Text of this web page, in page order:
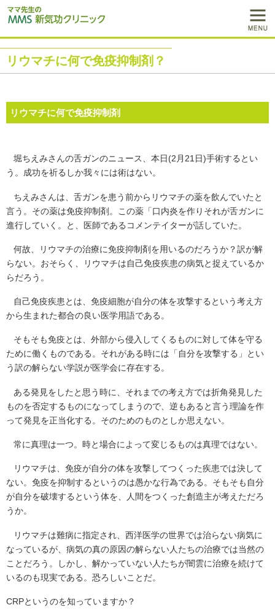
リウマチに何で免疫抑制剤？
リウマチに何で免疫抑制剤
堀ちえみさんの舌ガンのニュース、本日(2月21日)手術するとい
う。成功を祈るしか我々には術はない。
ちえみさんは、舌ガンを患う前からリウマチの薬を飲んでいたと
言う。その薬は免疫抑制剤。この薬「口内炎を作りそれが舌ガンに
進行していく。と、医師であるコメンテイターが話していた。
何故、リウマチの治療に免疫抑制剤を用いるのだろうか？訳が解
らない。おそらく、リウマチは自己免疫疾患の病気と捉えているか
らだろう。
自己免疫疾患とは、免疫細胞が自分の体を攻撃するという考え方
から生まれた都合の良い医学用語である。
そもそも免疫とは、外部から侵入してくるものに対して体を守る
ために働くものである。それがある時には「自分を攻撃する」とい
う訳の解らない学説が医学会に存在する。
ある発見をしたと思う時に、それまでの考え方では折角発見した
ものを否定するものになってしまうので、逆もあると言う理論を作
って発見を正当化する。そのためのものとしか思えない。
常に真理は一つ。時と場合によって変じるものは真理ではない。
リウマチは、免疫が自分の体を攻撃してつくった疾患では決して
ない。免疫を抑制するというのは愚かな行為である。そもそも自分
が自分を破壊するという体を、人間をつくった創造主が考えただろ
うか。
リウマチは難病に指定され、西洋医学の世界では治らない病気に
なっているが、病気の真の原因の解らない人たちの治療では当然の
ことだろう。しかし、解かっていない人たちが闇雲に治療を続けて
いるのも現実である。恐ろしいことだ。
CRPというのを知っていますか？